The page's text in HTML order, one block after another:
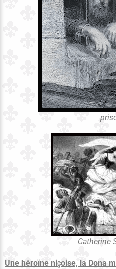
Catherine
Une héroïne niçoise, la Dona